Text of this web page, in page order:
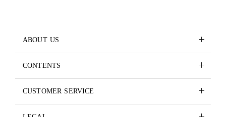
ABOUT US
CONTENTS
CUSTOMER SERVICE